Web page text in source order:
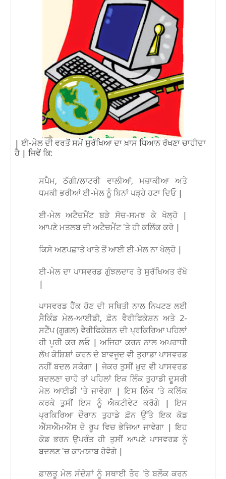
| ਈ-ਮੇਲ ਦੀ ਵਰਤੋਂ ਸਮੇਂ ਸੁਰੱਖਿਆ ਦਾ ਖ਼ਾਸ ਧਿਆਨ ਰੱਖਣਾ ਚਾਹੀਦਾ
ਹੈ | ਜਿਵੇਂ ਕਿ:
ਸਪੈਮ, ਠੱਗੀ/ਲਾਟਰੀ ਵਾਲੀਆਂ, ਮਜ਼ਾਕੀਆ ਅਤੇ
ਧਮਕੀ ਭਰੀਆਂ ਈ-ਮੇਲ ਨੂੰ ਬਿਨਾਂ ਪੜ੍ਹੇ ਹਟਾ ਦਿਓ |
ਈ-ਮੇਲ ਅਟੈਚਮੈਂਟ ਬੜੇ ਸੋਚ-ਸਮਝ ਕੇ ਖੋਲ੍ਹੋ |
ਆਪਣੇ ਮਤਲਬ ਦੀ ਅਟੈਚਮੈਂਟ 'ਤੇ ਹੀ ਕਲਿੱਕ ਕਰੋ |
ਕਿਸੇ ਅਣਪਛਾਤੇ ਖਾਤੇ ਤੋਂ ਆਈ ਈ-ਮੇਲ ਨਾ ਖੋਲ੍ਹੋ |
ਈ-ਮੇਲ ਦਾ ਪਾਸਵਰਡ ਗੁੰਝਲਦਾਰ ਤੇ ਸੁਰੱਖਿਅਤ ਰੱਖੋ
|
ਪਾਸਵਰਡ ਹੈੱਕ ਹੋਣ ਦੀ ਸਥਿਤੀ ਨਾਲ ਨਿਪਟਣ ਲਈ
ਸੈਕਿੰਡ ਮੇਲ-ਆਈਡੀ, ਫ਼ੋਨ ਵੈਰੀਫਿਕੇਸ਼ਨ ਅਤੇ 2-
ਸਟੈੱਪ (ਗੂਗਲ) ਵੈਰੀਫਿਕੇਸ਼ਨ ਦੀ ਪ੍ਰਕਿਰਿਆ ਪਹਿਲਾਂ
ਹੀ ਪੂਰੀ ਕਰ ਲਓ | ਅਜਿਹਾ ਕਰਨ ਨਾਲ ਅਪਰਾਧੀ
ਲੱਖ ਕੋਸ਼ਿਸ਼ਾਂ ਕਰਨ ਦੇ ਬਾਵਜੂਦ ਵੀ ਤੁਹਾਡਾ ਪਾਸਵਰਡ
ਨਹੀਂ ਬਦਲ ਸਕੇਗਾ | ਜੇਕਰ ਤੁਸੀਂ ਖ਼ੁਦ ਵੀ ਪਾਸਵਰਡ
ਬਦਲਣਾ ਚਾਹੋ ਤਾਂ ਪਹਿਲਾਂ ਇਕ ਲਿੰਕ ਤੁਹਾਡੀ ਦੂਸਰੀ
ਮੇਲ ਆਈਡੀ 'ਤੇ ਜਾਵੇਗਾ | ਇਸ ਲਿੰਕ 'ਤੇ ਕਲਿੱਕ
ਕਰਕੇ ਤੁਸੀਂ ਇਸ ਨੂੰ ਐਕਟੀਵੇਟ ਕਰੋਗੇ | ਇਸ
ਪ੍ਰਕਿਰਿਆ ਦੌਰਾਨ ਤੁਹਾਡੇ ਫ਼ੋਨ ਉੱਤੇ ਇਕ ਕੋਡ
ਐੱਸਐੱਮਐੱਸ ਦੇ ਰੂਪ ਵਿਚ ਭੇਜਿਆ ਜਾਵੇਗਾ | ਇਹ
ਕੋਡ ਭਰਨ ਉਪਰੰਤ ਹੀ ਤੁਸੀਂ ਆਪਣੇ ਪਾਸਵਰਡ ਨੂੰ
ਬਦਲਣ 'ਚ ਕਾਮਯਾਬ ਹੋਵੋਗੇ |
ਫ਼ਾਲਤੂ ਮੇਲ ਸੰਦੇਸ਼ਾਂ ਨੂੰ ਸਥਾਈ ਤੌਰ 'ਤੇ ਬਲੌਕ ਕਰਨ